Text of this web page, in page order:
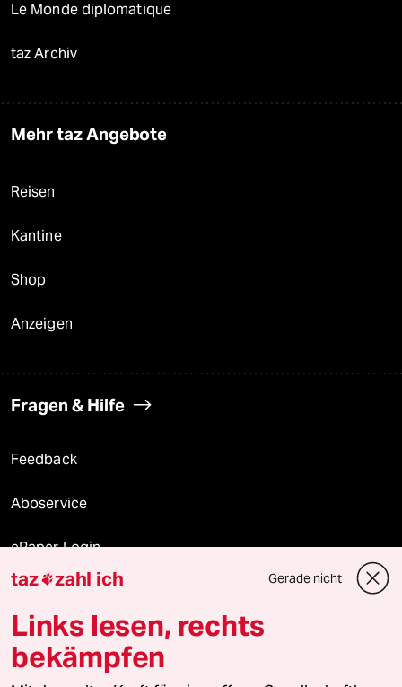
Le Monde diplomatique
taz Archiv
Mehr taz Angebote
Reisen
Kantine
Shop
Anzeigen
Fragen & Hilfe
Feedback
Aboservice
ePaper Login
Downloads für Abonnierende
© 2026 taz Verlags und Vertriebs GmbH
taz zahl ich Gerade nicht
Links lesen, rechts
bekämpfen